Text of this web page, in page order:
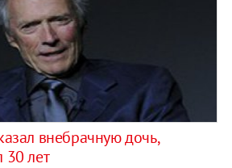
внебрачную дочь,
30 лет